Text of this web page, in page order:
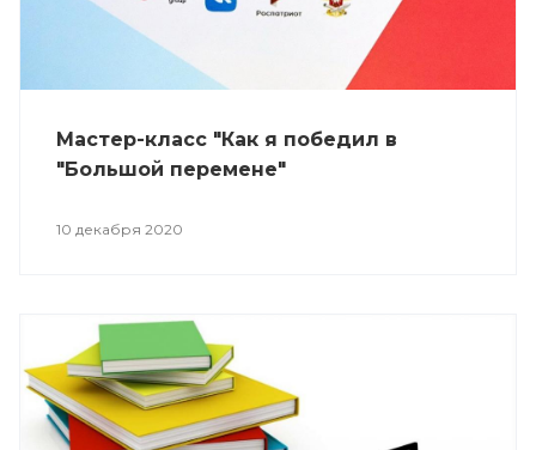
Мастер-класс "Как я победил в
"Большой перемене"
10 декабря 2020